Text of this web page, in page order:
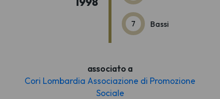
7 Bassi
associato a
Cori Lombardia Associazione di Promozione
Sociale